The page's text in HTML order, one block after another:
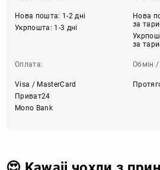
Нова пошта: 1-2 дні
Укрпошта: 1-3 дні
Нова
за
за
Оплата:
Visa / MasterCard
Приват24
Mono Bank
Обмін /